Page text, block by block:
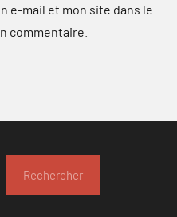
e-mail et mon site dans le
commentaire.
Rechercher